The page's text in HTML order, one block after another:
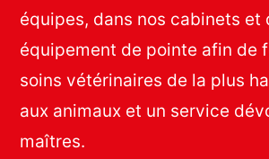
équipes, dans nos cabinets et
équipement de pointe afin de
soins vétérinaires de la plus
aux animaux et un service
maîtres.